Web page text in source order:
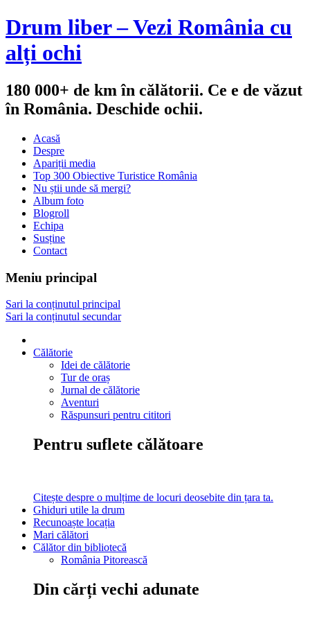
Drum liber – Vezi România cu
alți ochi
180 000+ de km în călătorii. Ce e de văzut
în România. Deschide ochii.
Acasă
Despre
Apariții media
Top 300 Obiective Turistice România
Nu știi unde să mergi?
Album foto
Blogroll
Echipa
Susține
Contact
Meniu principal
Sari la conținutul principal
Sari la conținutul secundar
Călătorie
Idei de călătorie
Tur de oraș
Jurnal de călătorie
Aventuri
Răspunsuri pentru cititori
Pentru suflete călătoare
Citește despre o mulțime de locuri deosebite din țara ta.
Ghiduri utile la drum
Recunoaște locația
Mari călători
Călător din bibliotecă
România Pitorească
Din cărți vechi adunate